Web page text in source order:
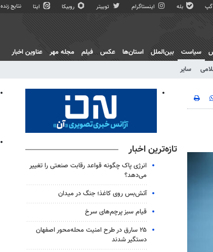
گپ بله اینستاگرام توییتر روبیکا ایتا نتایج زنده
سیاست
سایر
بین‌الملل استان‌ها عکس فیلم مجله مهر عناوین اخبار
تازه‌ترین اخبار
انرژی پاک چگونه قواعد رقابت صنعتی را تغییر
می‌دهد؟
آتش‌بس روی کاغذ؛ جنگ در میدان
قیام سبز پرچم‌های سرخ
۲۵ سارق در طرح امنیت محله‌محور اصفهان
دستگیر شدند